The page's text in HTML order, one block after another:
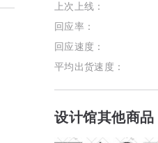
上次上线：
回应率：
回应速度：
平均出货速度：
设计馆其他商品